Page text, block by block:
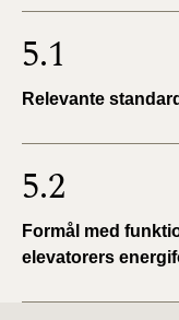
5.1
Relevante
5.2
Formål med
elevatorers